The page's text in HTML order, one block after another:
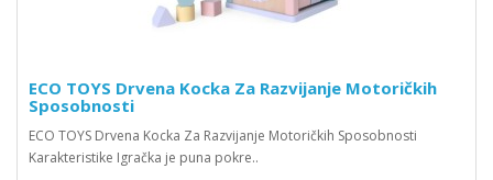
ECO TOYS Drvena Kocka Za Razvijanje Motoričkih
Sposobnosti
ECO TOYS Drvena Kocka Za Razvijanje Motoričkih Sposobnosti
Karakteristike Igračka je puna pokre..